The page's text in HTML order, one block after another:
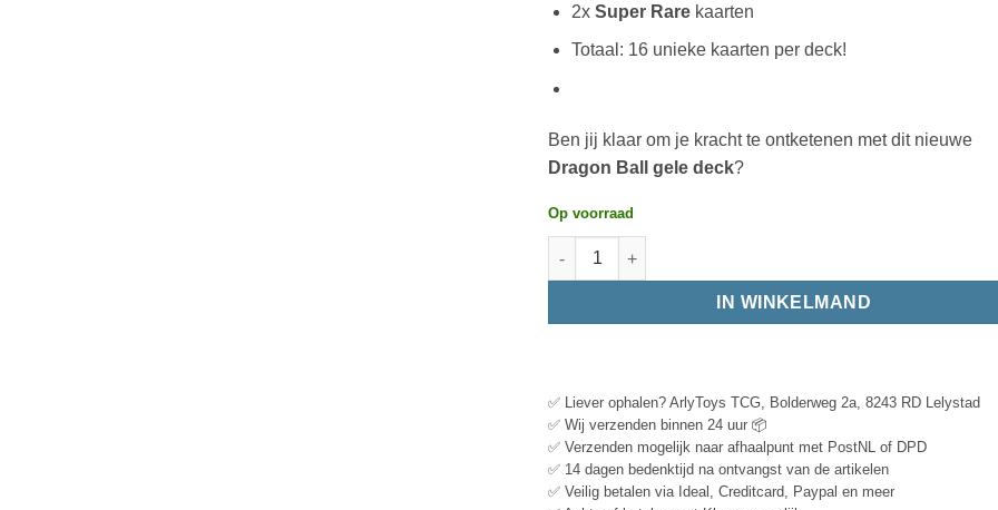
2x Super Rare kaarten
Totaal: 16 unieke kaarten per deck!
Ben jij klaar om je kracht te ontketenen met dit nieuwe
Dragon Ball gele deck?
Op voorraad
IN WINKELMAND
✅ Liever ophalen? ArlyToys TCG, Bolderweg 2a, 8243 RD Lelystad
✅ Wij verzenden binnen 24 uur 📦
✅ Verzenden mogelijk naar afhaalpunt met PostNL of DPD
✅ 14 dagen bedenktijd na ontvangst van de artikelen
✅ Veilig betalen via Ideal, Creditcard, Paypal en meer